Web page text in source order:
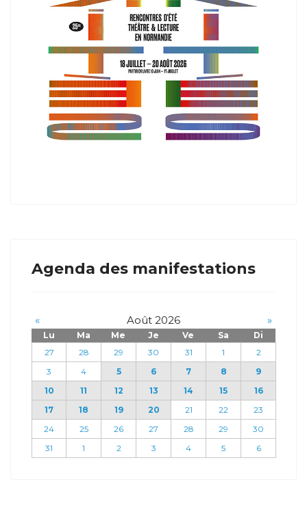
Agenda des manifestations
« Août 2026 »
Lu Ma Me Je Ve Sa
Di
27
28 29 30 31 1
2
3
4 5 6 7 8
9
10
11 12 13 14 15
16
17
18 19 20 21 22
23
24
25 26 27 28 29
30
31
1 2 3 4 5 6